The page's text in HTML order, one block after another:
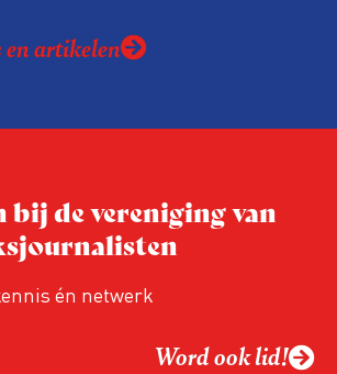
artikelen
bij de vereniging van
én netwerk
Word ook lid!